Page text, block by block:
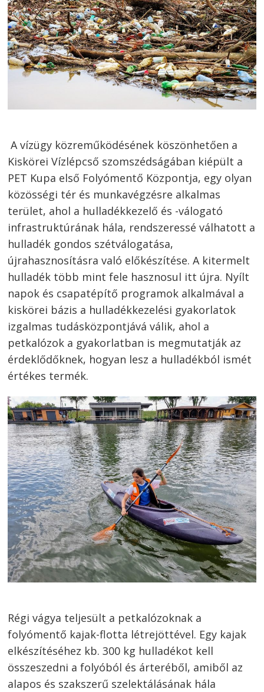
A vízügy közreműködésének köszönhetően a
Kiskörei Vízlépcső szomszédságában kiépült a
PET Kupa első Folyómentő Központja, egy olyan
közösségi tér és munkavégzésre alkalmas
terület, ahol a hulladékkezelő és -válogató
infrastruktúrának hála, rendszeressé válhatott a
hulladék gondos szétválogatása,
újrahasznosításra való előkészítése. A kitermelt
hulladék több mint fele hasznosul itt újra. Nyílt
napok és csapatépítő programok alkalmával a
kiskörei bázis a hulladékkezelési gyakorlatok
izgalmas tudásközpontjává válik, ahol a
petkalózok a gyakorlatban is megmutatják az
érdeklődőknek, hogyan lesz a hulladékból ismét
értékes termék.
Régi vágya teljesült a petkalózoknak a
folyómentő kajak-flotta létrejöttével. Egy kajak
elkészítéséhez kb. 300 kg hulladékot kell
összeszedni a folyóból és árteréből, amiből az
alapos és szakszerű szelektálásának hála
Bejegyzés
navigáció